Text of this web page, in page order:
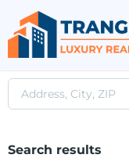
Search results